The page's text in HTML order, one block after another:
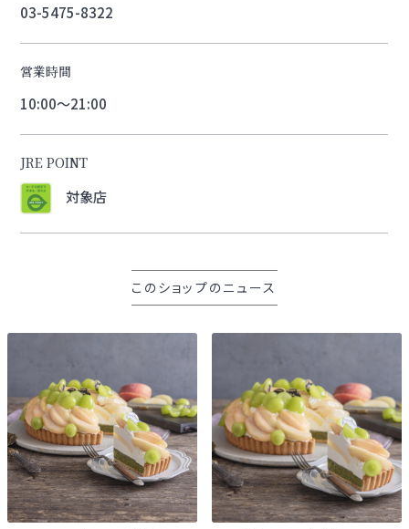
03-5475-8322
営業時間
10:00～21:00
JRE POINT
対象店
このショップのニュース